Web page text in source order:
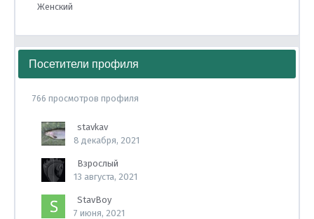
Женский
Посетители профиля
766 просмотров профиля
stavkav
8 декабря, 2021
Взрослый
13 августа, 2021
StavBoy
7 июня, 2021